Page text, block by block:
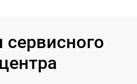
сервисного
центра